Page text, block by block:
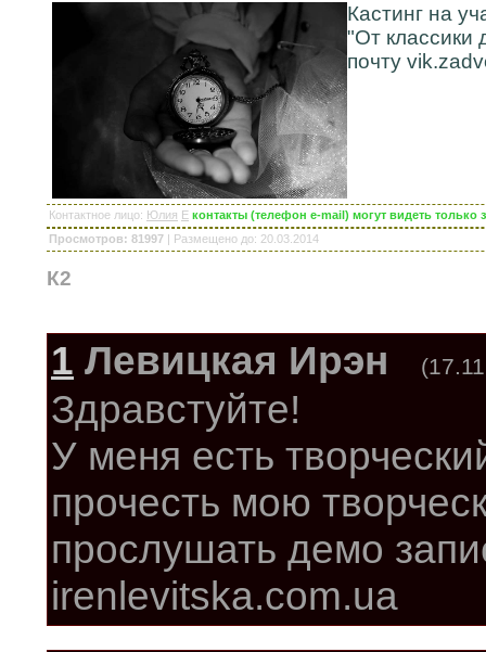
Кастинг на
"От классики
почту
Контактное лицо: Юлия E контакты (телефон e-mail) могут видеть только
Просмотров: 81997 | Размещено до: 20.03.2014
К2
1 Левицкая Ирэн
Здравстуйте!
У меня есть
прочесть мою
прослушать демо
irenlevitska.com.ua